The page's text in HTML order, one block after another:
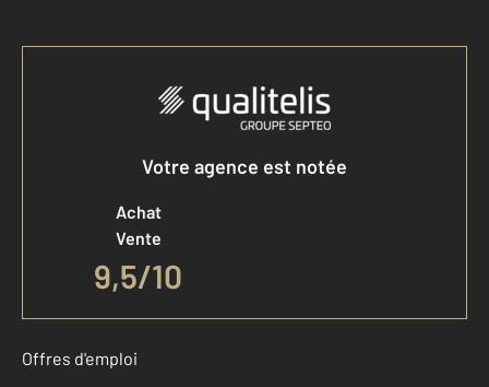
Votre agence est notée
Achat
Vente
9,5/10
Offres d'emploi